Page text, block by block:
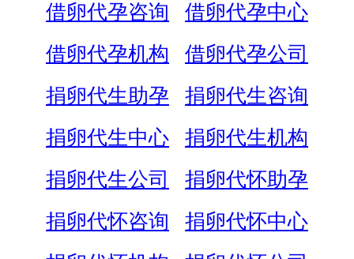
借卵代孕咨询
借卵代孕中心
借卵代孕机构
借卵代孕公司
捐卵代生助孕
捐卵代生咨询
捐卵代生中心
捐卵代生机构
捐卵代生公司
捐卵代怀助孕
捐卵代怀咨询
捐卵代怀中心